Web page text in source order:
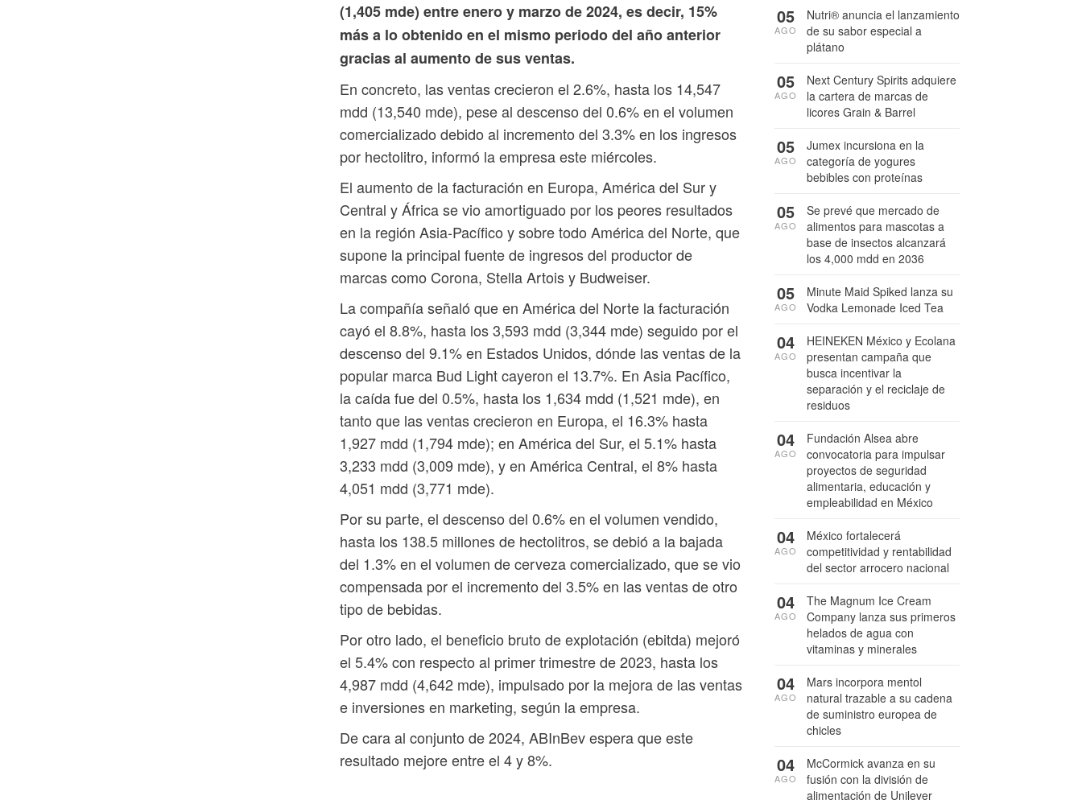
(1,405 mde) entre enero y marzo de 2024, es decir, 15%
más a lo obtenido en el mismo periodo del año anterior
gracias al aumento de sus ventas.
En concreto, las ventas crecieron el 2.6%, hasta los 14,547
mdd (13,540 mde), pese al descenso del 0.6% en el volumen
comercializado debido al incremento del 3.3% en los ingresos
por hectolitro, informó la empresa este miércoles.
El aumento de la facturación en Europa, América del Sur y
Central y África se vio amortiguado por los peores resultados
en la región Asia-Pacífico y sobre todo América del Norte, que
supone la principal fuente de ingresos del productor de
marcas como Corona, Stella Artois y Budweiser.
La compañía señaló que en América del Norte la facturación
cayó el 8.8%, hasta los 3,593 mdd (3,344 mde) seguido por el
descenso del 9.1% en Estados Unidos, dónde las ventas de la
popular marca Bud Light cayeron el 13.7%. En Asia Pacífico,
la caída fue del 0.5%, hasta los 1,634 mdd (1,521 mde), en
tanto que las ventas crecieron en Europa, el 16.3% hasta
1,927 mdd (1,794 mde); en América del Sur, el 5.1% hasta
3,233 mdd (3,009 mde), y en América Central, el 8% hasta
4,051 mdd (3,771 mde).
Por su parte, el descenso del 0.6% en el volumen vendido,
hasta los 138.5 millones de hectolitros, se debió a la bajada
del 1.3% en el volumen de cerveza comercializado, que se vio
compensada por el incremento del 3.5% en las ventas de otro
tipo de bebidas.
Por otro lado, el beneficio bruto de explotación (ebitda) mejoró
el 5.4% con respecto al primer trimestre de 2023, hasta los
4,987 mdd (4,642 mde), impulsado por la mejora de las ventas
e inversiones en marketing, según la empresa.
De cara al conjunto de 2024, ABInBev espera que este
resultado mejore entre el 4 y 8%.
Nutri® anuncia el lanzamiento
de su sabor especial a
plátano
05
AGO
Next Century Spirits adquiere
la cartera de marcas de
licores Grain & Barrel
05
AGO
Jumex incursiona en la
categoría de yogures
bebibles con proteínas
05
AGO
Se prevé que mercado de
alimentos para mascotas a
base de insectos alcanzará
los 4,000 mdd en 2036
05
AGO
Minute Maid Spiked lanza su
Vodka Lemonade Iced Tea
05
AGO
HEINEKEN México y Ecolana
presentan campaña que
busca incentivar la
separación y el reciclaje de
residuos
04
AGO
Fundación Alsea abre
convocatoria para impulsar
proyectos de seguridad
alimentaria, educación y
empleabilidad en México
04
AGO
México fortalecerá
competitividad y rentabilidad
del sector arrocero nacional
04
AGO
The Magnum Ice Cream
Company lanza sus primeros
helados de agua con
vitaminas y minerales
04
AGO
Mars incorpora mentol
natural trazable a su cadena
de suministro europea de
chicles
04
AGO
McCormick avanza en su
fusión con la división de
alimentación de Unilever
04
AGO